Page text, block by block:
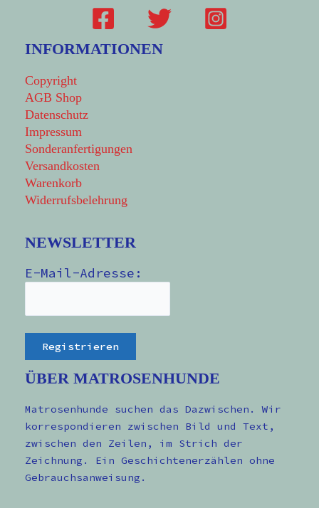
INFORMATIONEN
Copyright
AGB Shop
Datenschutz
Impressum
Sonderanfertigungen
Versandkosten
Warenkorb
Widerrufsbelehrung
NEWSLETTER
E-Mail-Adresse:
ÜBER MATROSENHUNDE
Matrosenhunde suchen das Dazwischen. Wir
korrespondieren zwischen Bild und Text,
zwischen den Zeilen, im Strich der
Zeichnung. Ein Geschichtenerzählen ohne
Gebrauchsanweisung.